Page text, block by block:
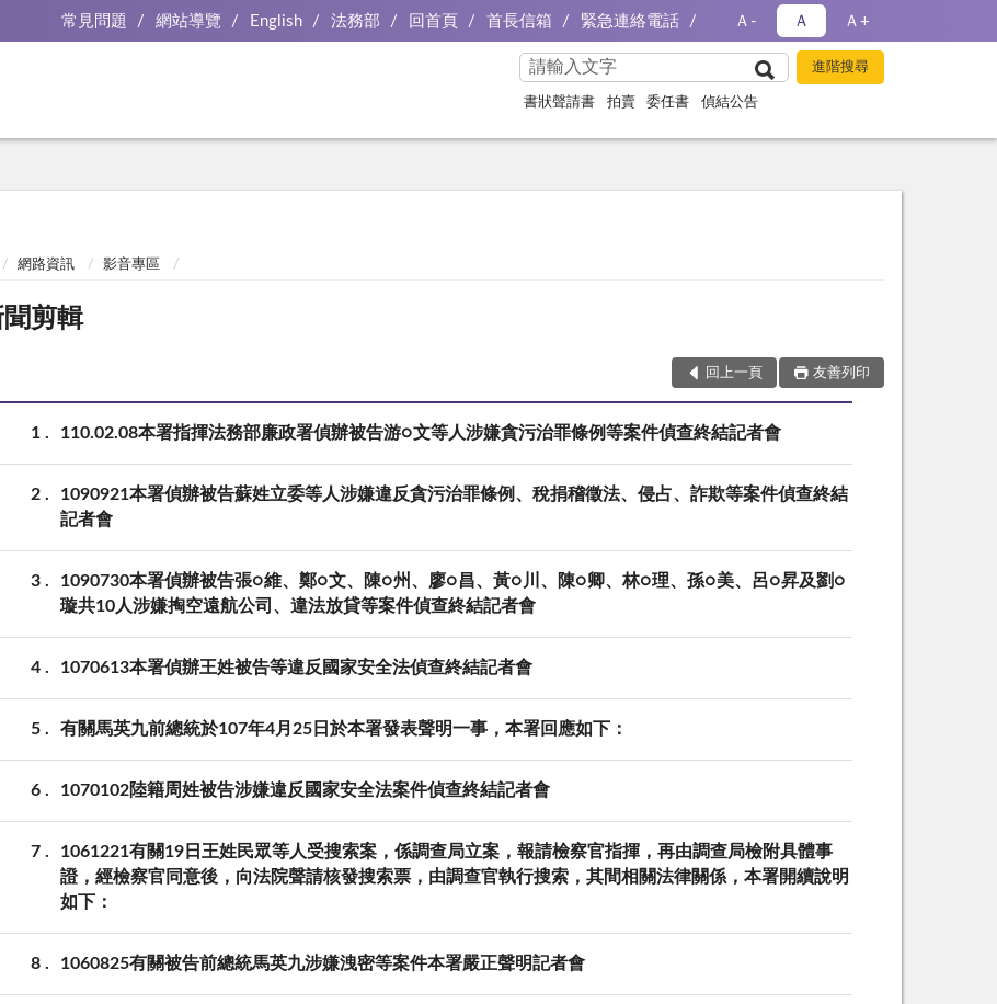
常見問題 網站導覽 English 法務部 回首頁 首長信箱 緊急連絡電話 Ａ- Ａ Ａ+
書狀聲請書 拍賣 委任書 偵結公告
網路資訊 影音專區
聞剪輯
回上一頁 友善列印
1 110.02.08本署指揮法務部廉政署偵辦被告游○文等人涉嫌貪污治罪條例等案件偵查終結記者會
2
1090921本署偵辦被告蘇姓立委等人涉嫌違反貪污治罪條例、稅捐稽徵法、侵占、詐欺等案件偵查終結
記者會
3
1090730本署偵辦被告張○維、鄭○文、陳○州、廖○昌、黃○川、陳○卿、林○理、孫○美、呂○昇及劉○
璇共10人涉嫌掏空遠航公司、違法放貸等案件偵查終結記者會
4 1070613本署偵辦王姓被告等違反國家安全法偵查終結記者會
5 有關馬英九前總統於107年4月25日於本署發表聲明一事，本署回應如下：
6 1070102陸籍周姓被告涉嫌違反國家安全法案件偵查終結記者會
7
1061221有關19日王姓民眾等人受搜索案，係調查局立案，報請檢察官指揮，再由調查局檢附具體事
證，經檢察官同意後，向法院聲請核發搜索票，由調查官執行搜索，其間相關法律關係，本署開續說明
如下：
8 1060825有關被告前總統馬英九涉嫌洩密等案件本署嚴正聲明記者會